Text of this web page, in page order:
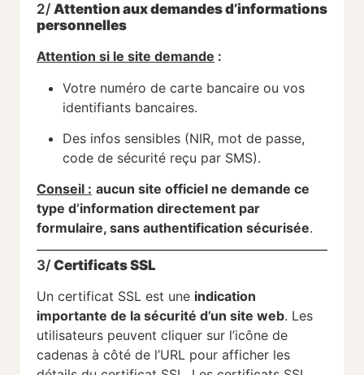
2/ Attention aux demandes d’informations
personnelles
Attention si le site demande :
Votre numéro de carte bancaire ou vos
identifiants bancaires.
Des infos sensibles (NIR, mot de passe,
code de sécurité reçu par SMS).
Conseil : aucun site officiel ne demande ce
type d’information directement par
formulaire, sans authentification sécurisée.
3/ Certificats SSL
Un certificat SSL est une indication
importante de la sécurité d’un site web. Les
utilisateurs peuvent cliquer sur l’icône de
cadenas à côté de l’URL pour afficher les